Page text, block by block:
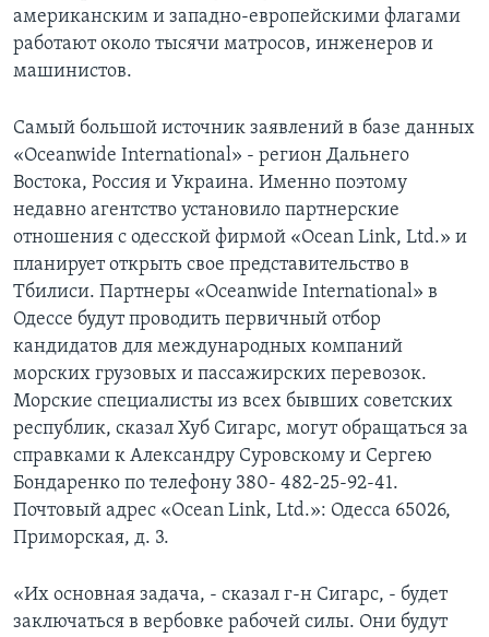
американским и западно-европейскими флагами
работают около тысячи матросов, инженеров и
машинистов.
Самый большой источник заявлений в базе данных
«Oceanwide International» - регион Дальнего
Востока, Россия и Украина. Именно поэтому
недавно агентство установило партнерские
отношения с одесской фирмой «Ocean Link, Ltd.» и
планирует открыть свое представительство в
Тбилиси. Партнеры «Oceanwide International» в
Одессе будут проводить первичный отбор
кандидатов для международных компаний
морских грузовых и пассажирских перевозок.
Морские специалисты из всех бывших советских
республик, сказал Хуб Сигарс, могут обращаться за
справками к Александру Суровскому и Сергею
Бондаренко по телефону 380- 482-25-92-41.
Почтовый адрес «Ocean Link, Ltd.»: Одесса 65026,
Приморская, д. 3.
«Их основная задача, - сказал г-н Сигарс, - будет
заключаться в вербовке рабочей силы. Они будут